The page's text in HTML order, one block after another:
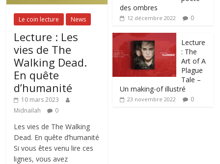
Le coin lecture News
Lecture : Les
vies de The
Walking Dead.
En quête
d’humanité
10 mars 2023
Midnailah
0
Les vies de The Walking
Dead. En quête d’humanité
Si vous êtes venu lire ces
lignes, vous avez
des ombres
12 décembre 2022 0
Lecture
: The
Art of A
Plague
Tale –
Un making-of illustré
23 novembre 2022 0